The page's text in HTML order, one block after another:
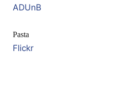
ADUnB
Pasta
Flickr